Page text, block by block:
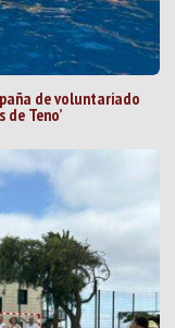
de voluntariado
Teno’